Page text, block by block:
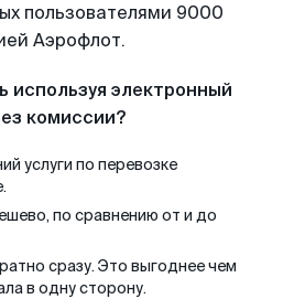
пользователями 9000
Аэрофлот.
используя электронный
комиссии?
услуги по перевозке
по сравнению от и до
сразу. Это выгоднее чем
в одну сторону.